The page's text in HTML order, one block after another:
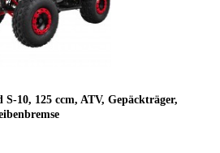
S-10, 125 ccm, ATV, Gepäckträger,